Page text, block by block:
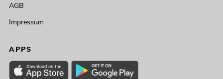
AGB
Impressum
APPS